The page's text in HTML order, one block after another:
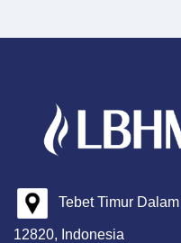
Tebet Timur
12820, Indonesia